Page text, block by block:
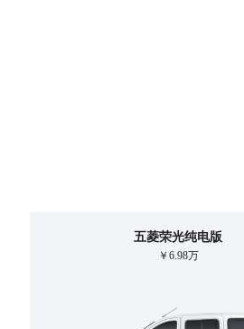
五菱荣光纯电版
￥6.98万